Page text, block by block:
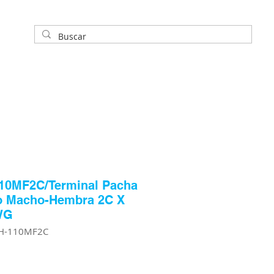
Terminal Pacha
Macho-Hembra 2C X
110MF2C